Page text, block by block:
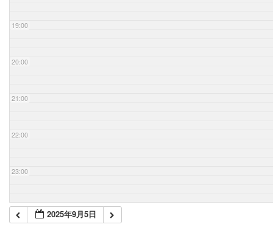
19:00
20:00
21:00
22:00
23:00
2025年9月5日